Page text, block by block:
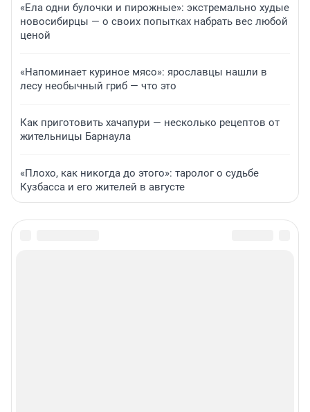
«Ела одни булочки и пирожные»: экстремально худые
новосибирцы — о своих попытках набрать вес любой
ценой
«Напоминает куриное мясо»: ярославцы нашли в
лесу необычный гриб — что это
Как приготовить хачапури — несколько рецептов от
жительницы Барнаула
«Плохо, как никогда до этого»: таролог о судьбе
Кузбасса и его жителей в августе